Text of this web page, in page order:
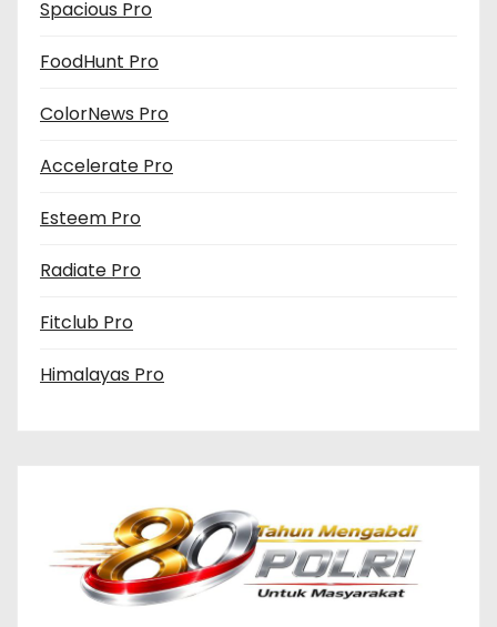
Spacious Pro
FoodHunt Pro
ColorNews Pro
Accelerate Pro
Esteem Pro
Radiate Pro
Fitclub Pro
Himalayas Pro